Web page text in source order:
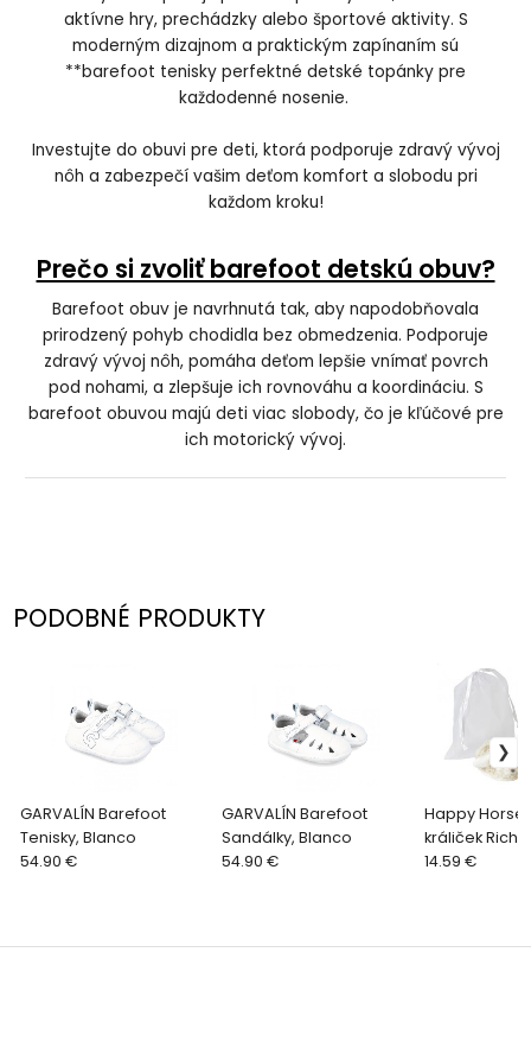
aktívne hry, prechádzky alebo športové aktivity. S
moderným dizajnom a praktickým zapínaním sú
**barefoot tenisky perfektné detské topánky pre
každodenné nosenie.
Investujte do obuvi pre deti, ktorá podporuje zdravý vývoj
nôh a zabezpečí vašim deťom komfort a slobodu pri
každom kroku!
Prečo si zvoliť barefoot detskú obuv?
Barefoot obuv je navrhnutá tak, aby napodobňovala
prirodzený pohyb chodidla bez obmedzenia. Podporuje
zdravý vývoj nôh, pomáha deťom lepšie vnímať povrch
pod nohami, a zlepšuje ich rovnováhu a koordináciu. S
barefoot obuvou majú deti viac slobody, čo je kľúčové pre
ich motorický vývoj.
PODOBNÉ PRODUKTY
GARVALÍN Barefoot
Tenisky, Blanco
54.90 €
GARVALÍN Barefoot
Sandálky, Blanco
54.90 €
Happy Horse
králiček
veľkosť: 10 cm
14.59 €